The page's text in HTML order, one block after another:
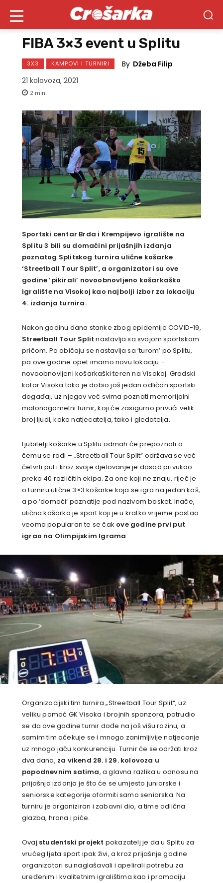
FIBA 3×3 event u Splitu
3X3 KAMPOVI I TURNIRI By Džeba Filip
21 kolovoza, 2021
2 min.
Sportski centar Brda i Krempijevo igralište na
Splitu 3 bili su domaćini prijašnjih izdanja
poznatog Splitskog turnira ulične košarke
‘Streetball Tour Split’, a organizatori su ove
godine ‘pikirali’ novoobnovljeno košarkaško
igralište na Visokoj kao najbolji izbor za lokaciju
4. izdanja turnira.
Nakon godinu dana stanke zbog epidemije COVID-19,
Streetball Tour Splitnastavlja sa svojom sportskom
pričom. Po običaju se nastavlja sa ‘turom’ po Splitu,
pa ove godine opet imamo novu lokaciju –
novoobnovljeni košarkaški teren na Visokoj. Gradski
kotar Visoka tako je dobio još jedan odličan sportski
događaj, uz njegov već svima poznati memorijalni
malonogometni turnir, koji će zasigurno privući velik
broj ljudi, kako natjecatelja, tako i gledatelja.
Ljubitelji košarke u Splitu odmah će prepoznati o
čemu se radi – „Streetball Tour Split“ održava se već
četvrti put i kroz svoje djelovanje je dosad privukao
preko 40 različitih ekipa. Za one koji ne znaju, riječ je
o turniru ulične 3×3 košarke koja se igra na jedan koš,
a po ‘domaći’ poznatije pod nazivom basket. Inače,
ulična košarka je sport koji je u kratko vrijeme postao
veoma popularan te se čak ove godine prvi put
igrao na Olimpijskim Igrama.
Organizacijski tim turnira „Streetball Tour Split“, uz
veliku pomoć GK Visoka i brojnih sponzora, potrudio
se da ove godine turnir dođe na još višu razinu, a
samim tim očekuje se i mnogo zanimljivije natjecanje
uz mnogo jaču konkurenciju. Turnir će se održati kroz
dva dana, za vikend 28. i 29. kolovoza u
popodnevnim satima, a glavna razlika u odnosu na
prijašnja izdanja je što će se umjesto juniorske i
seniorske kategorije oformiti samo seniorska. Na
turniru je organiziran i zabavni dio, a time odlična
glazba, hrana i piće.
Ovaj studentski projekt pokazatelj je da u Splitu za
vrućeg ljeta sport ipak živi, a kroz prijašnje godine
organizatori su naglašavali i apelirali potrebu za
uređenim i kvalitetnim igralištima kao i promociju